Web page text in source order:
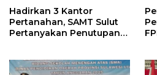
Hadirkan 3 Kantor
Pertanahan, SAMT Sulut
Pertanyakan Penutupan